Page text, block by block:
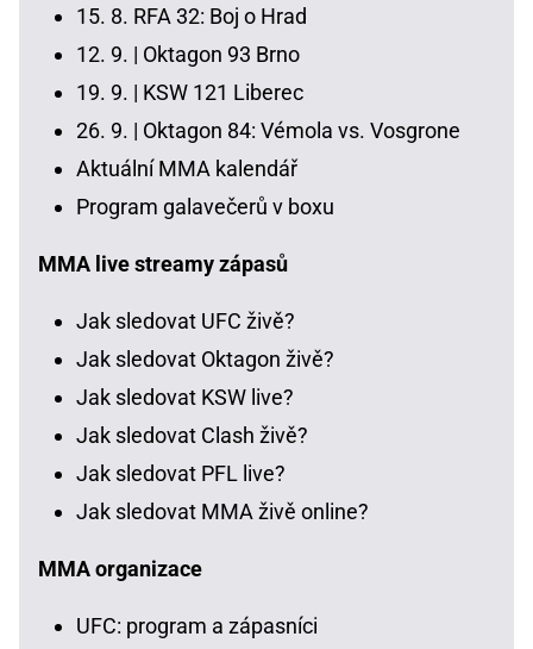
15. 8. RFA 32: Boj o Hrad
12. 9. | Oktagon 93 Brno
19. 9. | KSW 121 Liberec
26. 9. | Oktagon 84: Vémola vs. Vosgrone
Aktuální MMA kalendář
Program galavečerů v boxu
MMA live streamy zápasů
Jak sledovat UFC živě?
Jak sledovat Oktagon živě?
Jak sledovat KSW live?
Jak sledovat Clash živě?
Jak sledovat PFL live?
Jak sledovat MMA živě online?
MMA organizace
UFC: program a zápasníci